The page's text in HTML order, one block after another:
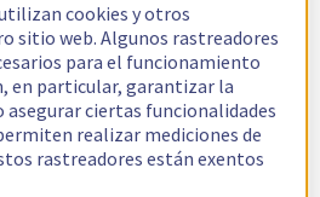
cookies y otros
sitio web. Algunos rastreadores
para el funcionamiento
en particular, garantizar la
asegurar ciertas funcionalidades
realizar mediciones de
rastreadores están exentos